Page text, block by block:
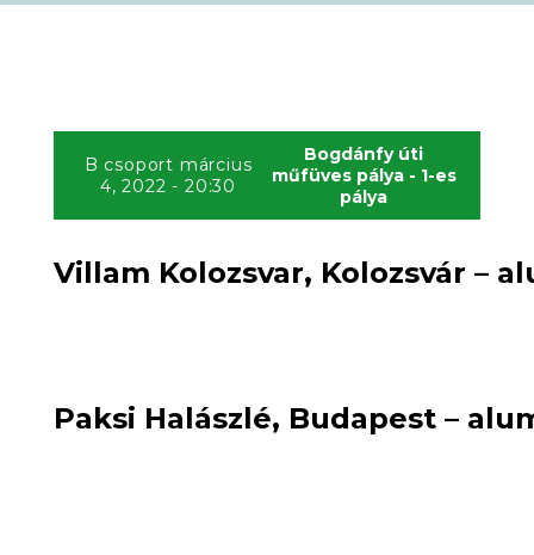
B csoport március
4, 2022 - 20:30
Bogdánfy úti
műfüves pálya - 1-es
pálya
Villam Kolozsvar, Kolozsvár –
Paksi Halászlé, Budapest –